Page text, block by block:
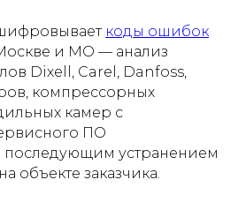
коды ошибок
и МО — анализ
Dixell, Carel, Danfoss,
компрессорных
камер с
ПО
последующим устранением
объекте заказчика.